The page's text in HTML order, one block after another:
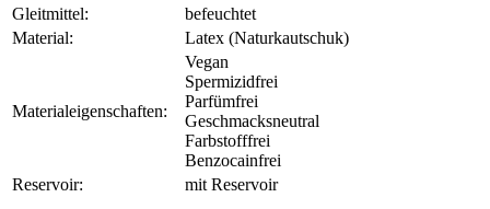
Gleitmittel:
befeuchtet
Material:
Latex (Naturkautschuk)
Materialeigenschaften:
Vegan
Spermizidfrei
Parfümfrei
Geschmacksneutral
Farbstofffrei
Benzocainfrei
Reservoir:
mit Reservoir